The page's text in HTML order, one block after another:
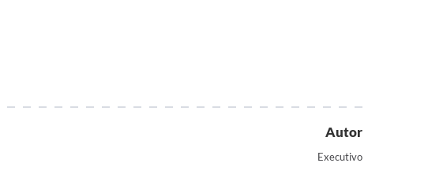
Autor
Executivo